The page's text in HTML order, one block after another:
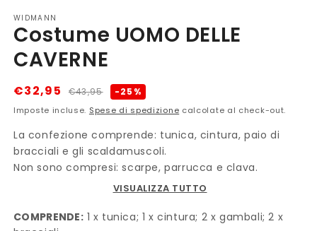
WIDMANN
Costume UOMO DELLE
CAVERNE
Prezzo
di
€43,95
Prezzo
scontato
€32,95 -25%
Imposte incluse. Spese di spedizione calcolate al check-out.
La confezione comprende: tunica, cintura, paio di
bracciali e gli scaldamuscoli.
Non sono compresi: scarpe, parrucca e clava.
VISUALIZZA TUTTO
COMPRENDE: 1 x tunica; 1 x cintura; 2 x gambali; 2 x